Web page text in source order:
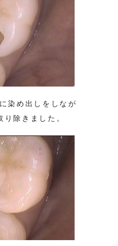
染め出しをしなが
り除きました。